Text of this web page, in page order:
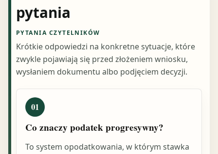
pytania
PYTANIA CZYTELNIKÓW
Krótkie odpowiedzi na konkretne sytuacje, które
zwykle pojawiają się przed złożeniem wniosku,
wysłaniem dokumentu albo podjęciem decyzji.
01
Co znaczy podatek progresywny?
To system opodatkowania, w którym stawka